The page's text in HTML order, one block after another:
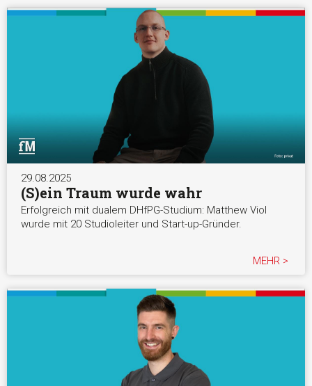
29.08.2025
(S)ein Traum wurde wahr
Erfolgreich mit dualem DHfPG-Studium: Matthew Viol
wurde mit 20 Studioleiter und Start-up-Gründer.
MEHR >